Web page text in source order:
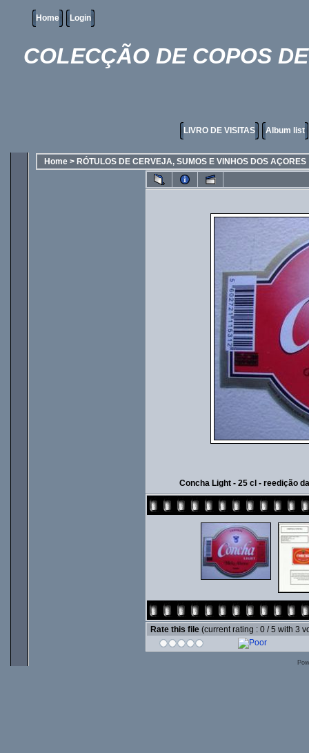
Home Login
COLECÇÃO DE COPOS
LIVRO DE VISITAS Album list
Home > RÓTULOS DE CERVEJA, SUMOS E VINHOS DOS AÇORES
Concha Light - 25 cl - reedição
Rate this file (current rating : 0 / 5 with 3